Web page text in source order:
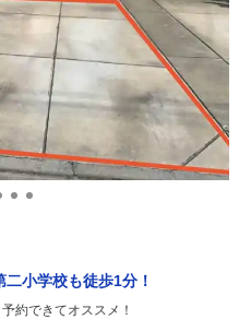
小学校も徒歩1分！
予約できてオススメ！